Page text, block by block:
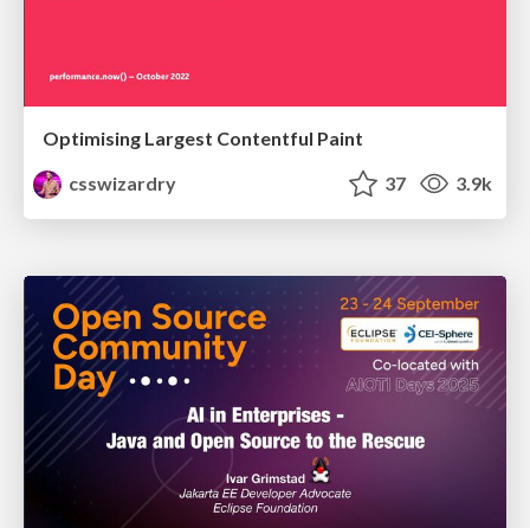
Optimising Largest Contentful Paint
csswizardry
37 3.9k